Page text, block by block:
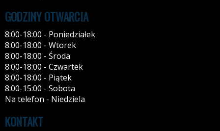
GODZINY OTWARCIA
8:00-18:00 - Poniedziałek
8:00-18:00 - Wtorek
8:00-18:00 - Środa
8:00-18:00 - Czwartek
8:00-18:00 - Piątek
8:00-15:00 - Sobota
Na telefon - Niedziela
KONTAKT